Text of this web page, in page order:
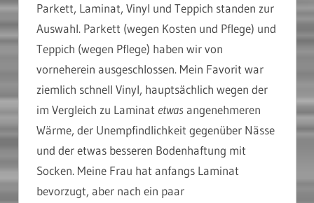
Parkett, Laminat, Vinyl und Teppich standen zur
Auswahl. Parkett (wegen Kosten und Pflege) und
Teppich (wegen Pflege) haben wir von
vorneherein ausgeschlossen. Mein Favorit war
ziemlich schnell Vinyl, hauptsächlich wegen der
im Vergleich zu Laminat etwas angenehmeren
Wärme, der Unempfindlichkeit gegenüber Nässe
und der etwas besseren Bodenhaftung mit
Socken. Meine Frau hat anfangs Laminat
bevorzugt, aber nach ein paar